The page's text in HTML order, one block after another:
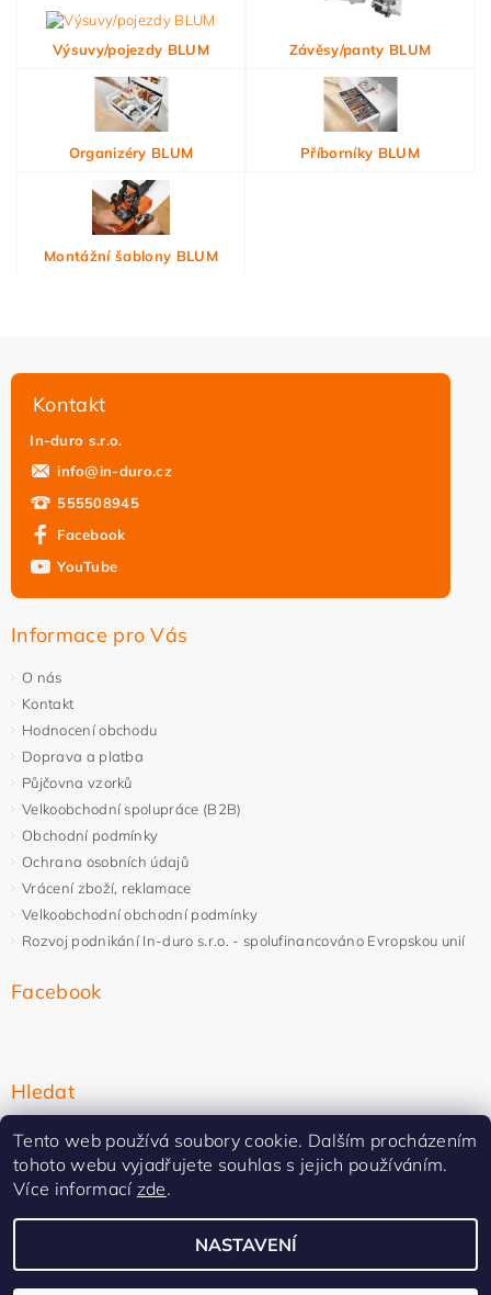
Výsuvy/pojezdy BLUM Závěsy/panty BLUM
Organizéry BLUM Příborníky BLUM
Montážní šablony BLUM
Kontakt
In-duro s.r.o.
info@in-duro.cz
555508945
Facebook
YouTube
Informace pro Vás
O nás
Kontakt
Hodnocení obchodu
Doprava a platba
Půjčovna vzorků
Velkoobchodní spolupráce (B2B)
Obchodní podmínky
Ochrana osobních údajů
Vrácení zboží, reklamace
Velkoobchodní obchodní podmínky
Rozvoj podnikání In-duro s.r.o. - spolufinancováno Evropskou unií
Facebook
Hledat
2026 ©In-duro, všechna práva vyhrazenaUpravit nastavení cookies
Tento web používá soubory cookie. Dalším procházením
tohoto webu vyjadřujete souhlas s jejich používáním.
Více informací zde.
NASTAVENÍ